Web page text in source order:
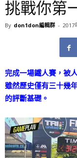
挑戰你第
By don1don編輯群 - 2017
完成一場鐵人賽，被
雖然歷史僅有三十幾
的評斷基礎。